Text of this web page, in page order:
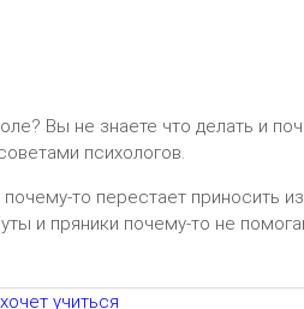
Вы не знаете что делать и
психологов.
то перестает приносить
и пряники почему-то не